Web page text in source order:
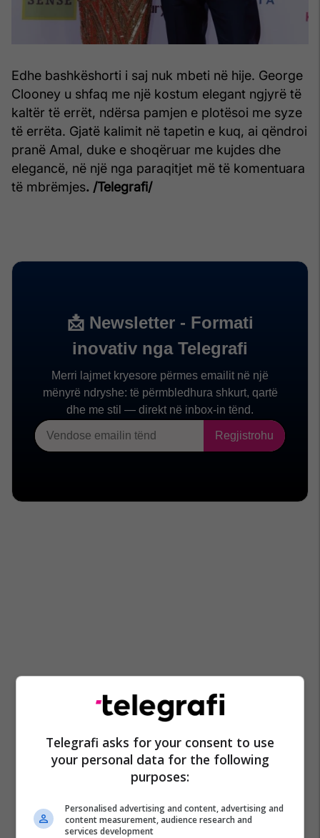
Edhe bashkëshorti i saj nuk mbeti në hije. George
Clooney u shfaq me një kostum elegant ngjyrë të
kaltër të errët, ndërsa pamjen e plotësoi me syze
të errëta. Gjatë kalimit në tapetin e kuq, ai qëndroi
pranë Amal, duke e shoqëruar me kujdes dhe
elegancë, në një nga paraqitjet më të komentuara
të mbrëmjes. /Telegrafi/
Telegrafi asks for your consent to use
your personal data for the following
purposes:
Personalised advertising and content, advertising and
content measurement, audience research and
services development